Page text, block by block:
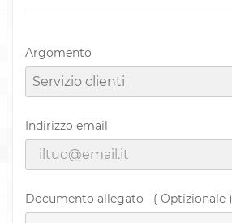
Argomento
Indirizzo email
Documento allegato ( Optizionale )